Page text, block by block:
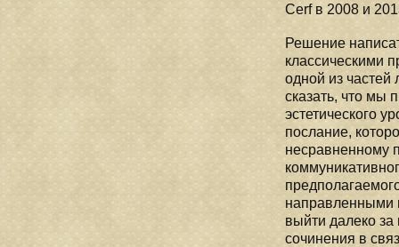
Cerf в 2008 и
Решение
классическими
одной из частей
сказать, что мы
эстетического
послание,
несравненному
направленными
выйти далеко
сочинения в